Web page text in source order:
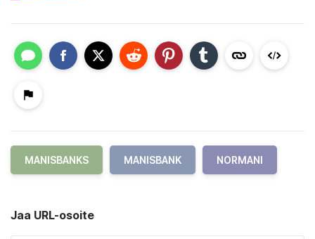
MANISBANKS MANISBANK NORMANI
Jaa URL-osoite